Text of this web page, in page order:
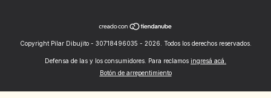
Copyright Pilar Dibujito - 30718496035 - 2026. Todos los derechos reservados.
Defensa de las y los consumidores. Para reclamos ingresá acá.
Botón de arrepentimiento